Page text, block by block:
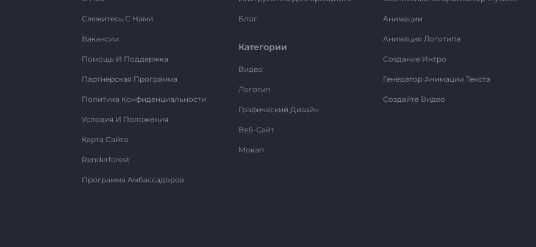
Свяжитесь С Нами
Вакансии
Помощь И Поддержка
Партнерская Программа
Политика Конфиденциальности
Условия И Положения
Карта Сайта
Renderforest
Программа Амбассадоров
Блог
Категории
Видео
Логотип
Графический Дизайн
Веб-Сайт
Мокап
Анимации
Анимация Логотипа
Создание Интро
Генератор Анимации Текста
Создайте Видео